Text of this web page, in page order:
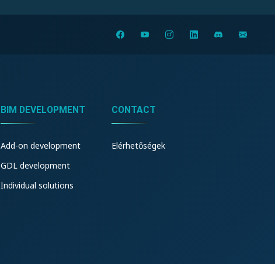
BIM DEVELOPMENT
Add-on development
GDL development
Individual solutions
CONTACT
Elérhetőségek